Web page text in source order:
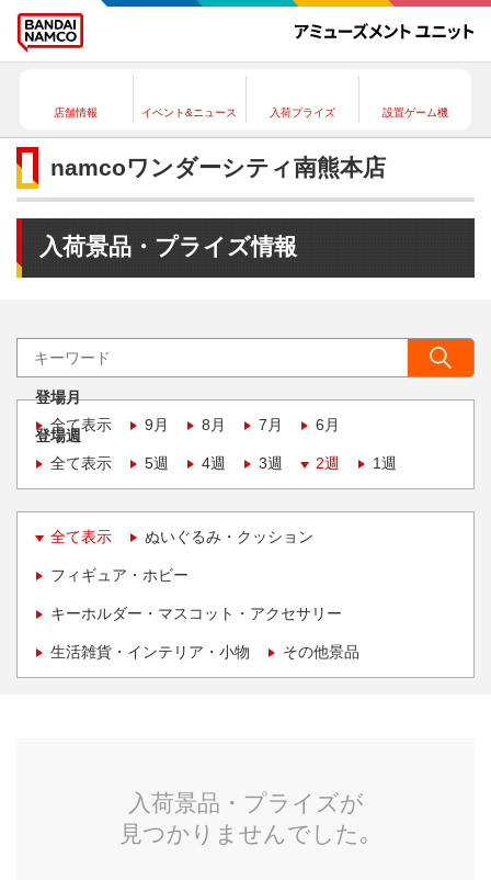
店舗情報 イベント&ニュース 入荷プライズ 設置ゲーム機
namcoワンダーシティ南熊本店
入荷景品・プライズ情報
登場月
全て表示
9月 8月 7月 6月
登場週
全て表示
5週 4週 3週 2週 1週
全て表示 ぬいぐるみ・クッション
フィギュア・ホビー
キーホルダー・マスコット・アクセサリー
生活雑貨・インテリア・小物 その他景品